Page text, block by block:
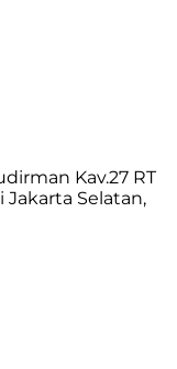
Kav.27 RT
Jakarta Selatan,